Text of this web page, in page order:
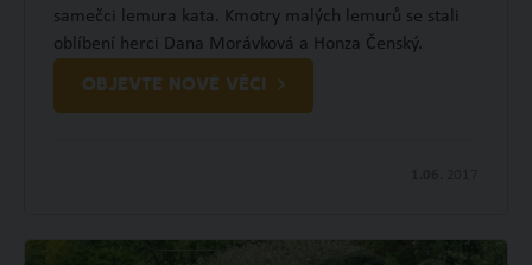
samečci lemura kata. Kmotry malých lemurů se stali
oblíbení herci Dana Morávková a Honza Čenský.
OBJEVTE NOVÉ VĚCI